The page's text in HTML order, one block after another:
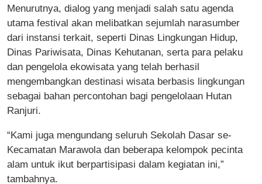
Menurutnya, dialog yang menjadi salah satu agenda
utama festival akan melibatkan sejumlah narasumber
dari instansi terkait, seperti Dinas Lingkungan Hidup,
Dinas Pariwisata, Dinas Kehutanan, serta para pelaku
dan pengelola ekowisata yang telah berhasil
mengembangkan destinasi wisata berbasis lingkungan
sebagai bahan percontohan bagi pengelolaan Hutan
Ranjuri.
“Kami juga mengundang seluruh Sekolah Dasar se-
Kecamatan Marawola dan beberapa kelompok pecinta
alam untuk ikut berpartisipasi dalam kegiatan ini,”
tambahnya.